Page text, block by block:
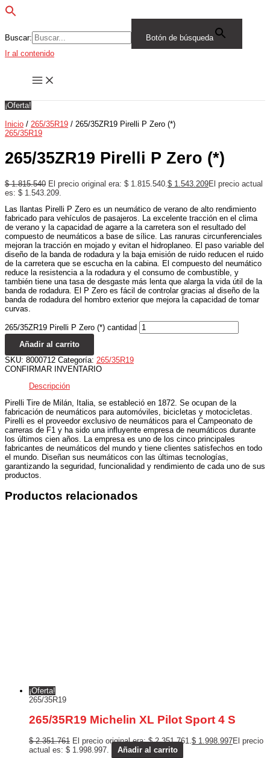
Buscar:
Botón de búsqueda
Ir al contenido
¡Oferta!
Inicio / 265/35R19 / 265/35ZR19 Pirelli P Zero (*)
265/35R19
265/35ZR19 Pirelli P Zero (*)
$1.815.540 El precio original era: $ 1.815.540. $ 1.543.209El precio actual
es: $ 1.543.209.
Las llantas Pirelli P Zero es un neumático de verano de alto rendimiento
fabricado para vehículos de pasajeros. La excelente tracción en el clima
de verano y la capacidad de agarre a la carretera son el resultado del
compuesto de neumáticos a base de sílice. Las ranuras circunferenciales
mejoran la tracción en mojado y evitan el hidroplaneo. El paso variable del
diseño de la banda de rodadura y la baja emisión de ruido reducen el ruido
de la carretera que se escucha en la cabina. El compuesto del neumático
reduce la resistencia a la rodadura y el consumo de combustible, y
también tiene una tasa de desgaste más lenta que alarga la vida útil de la
banda de rodadura. El P Zero es fácil de controlar gracias al diseño de la
banda de rodadura del hombro exterior que mejora la capacidad de tomar
curvas.
265/35ZR19 Pirelli P Zero (*) cantidad
Añadir al carrito
SKU: 8000712 Categoría: 265/35R19
CONFIRMAR INVENTARIO
Descripción
Pirelli Tire de Milán, Italia, se estableció en 1872. Se ocupan de la
fabricación de neumáticos para automóviles, bicicletas y motocicletas.
Pirelli es el proveedor exclusivo de neumáticos para el Campeonato de
carreras de F1 y ha sido una influyente empresa de neumáticos durante
los últimos cien años. La empresa es uno de los cinco principales
fabricantes de neumáticos del mundo y tiene clientes satisfechos en todo
el mundo. Diseñan sus neumáticos con las últimas tecnologías,
garantizando la seguridad, funcionalidad y rendimiento de cada uno de sus
productos.
Productos relacionados
¡Oferta!
265/35R19
265/35R19 Michelin XL Pilot Sport 4 S
$2.351.761 El precio original era: $ 2.351.761.$ 1.998.997El precio
actual es: $ 1.998.997.
Añadir al carrito